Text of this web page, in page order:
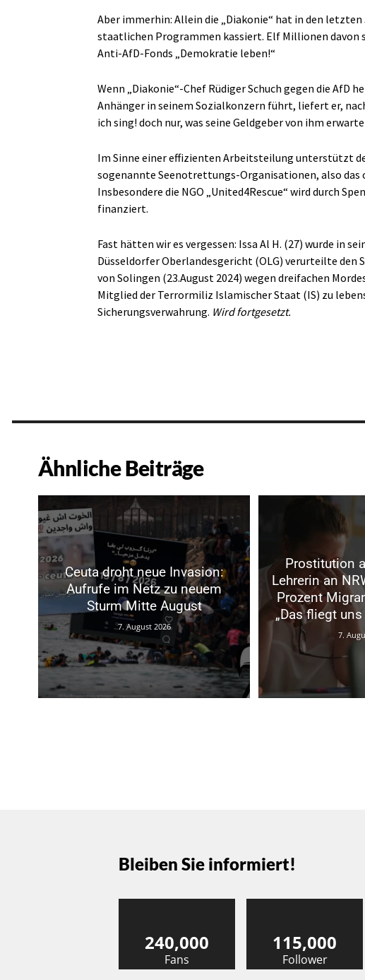
Aber immerhin: Allein die „Diakonie“ hat in den
staatlichen Programmen kassiert. Elf Millionen
Anti-AfD-Fonds „Demokratie leben!“
Wenn „Diakonie“-Chef Rüdiger Schuch gegen die AfD
Anhänger in seinem Sozialkonzern führt, liefert er,
ich sing! doch nur, was seine Geldgeber von ihm
Im Sinne einer effizienten Arbeitsteilung unterstützt
sogenannte Seenotrettungs-Organisationen, also
Insbesondere die NGO „United4Rescue“ wird durch
finanziert.
Fast hätten wir es vergessen: Issa Al H. (27) wurde in
Düsseldorfer Oberlandesgericht (OLG) verurteilte den
von Solingen (23.August 2024) wegen dreifachen
Mitglied der Terrormiliz Islamischer Staat (IS) zu
Sicherungsverwahrung. Wird fortgesetzt.
Ähnliche Beiträge
Ceuta droht neue Invasion:
Aufrufe im Netz zu neuem
Sturm Mitte August
7. August 2026
Prostitution
Lehrerin an
Prozent
„Das fliegt
7.
Bleiben Sie informiert!
240,000
Fans
115,000
Follower